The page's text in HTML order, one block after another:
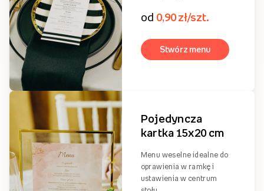
Do wyboru oferujemy dwa różne formaty menu weselnego: 10x20 i
15x20 cm, które możecie dowolnie personalizować, aby nadać
karcie dań ostatecznego wyglądu.
BESTSELLER
kartka 10x20 cm
położenia na nakryciu
każdego z gości.